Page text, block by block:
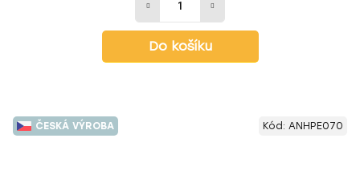
Do košíku
ČESKÁ VÝROBA Kód: ANHPE070